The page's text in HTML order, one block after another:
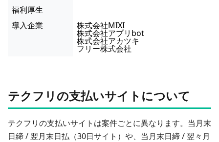
福利厚生
導入企業
株式会社MIXI
株式会社アプリbot
株式会社アカツキ
フリー株式会社
テクフリの支払いサイトについて
テクフリの支払いサイトは案件ごとに異なります。当月末
日締 / 翌月末日払（30日サイト）や、当月末日締 / 翌々月